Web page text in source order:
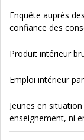
Enquête auprès
confiance des
Produit intérieur
Emploi intérieur
Jeunes en
enseignement, ni